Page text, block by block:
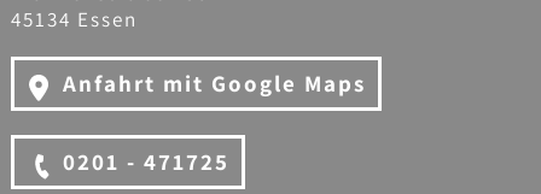
45134 Essen
Anfahrt mit Google Maps
0201 - 471725